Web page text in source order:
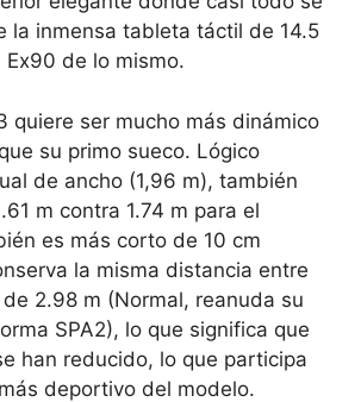
la inmensa tableta táctil de 14.5
Ex90 de lo mismo.
quiere ser mucho más dinámico
su primo sueco. Lógico
de ancho (1,96 m), también
m contra 1.74 m para el
es más corto de 10 cm
la misma distancia entre
2.98 m (Normal, reanuda su
SPA2), lo que significa que
han reducido, lo que participa
deportivo del modelo.